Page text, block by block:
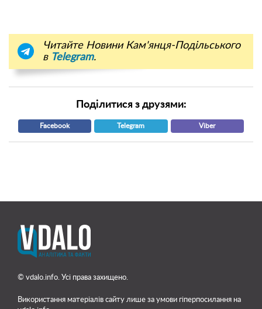
Читайте Новини Кам'янця-Подільського
в Telegram.
Поділитися з друзями:
Facebook Telegram Viber
© vdalo.info. Усі права захищено.
Використання матеріалів сайту лише за умови гіперпосилання на